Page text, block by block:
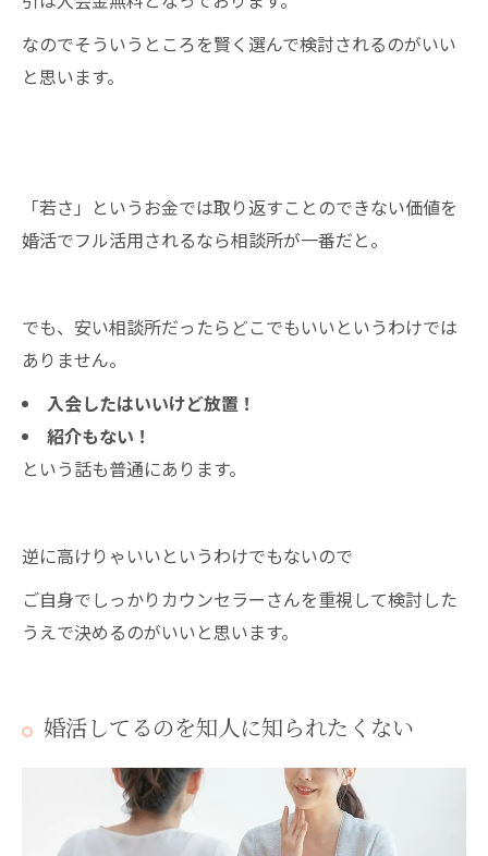
なのでそういうところを賢く選んで検討されるのがいい
と思います。
「若さ」というお金では取り返すことのできない価値を
婚活でフル活用されるなら相談所が一番だと。
でも、安い相談所だったらどこでもいいというわけでは
ありません。
入会したはいいけど放置！
紹介もない！
という話も普通にあります。
逆に高けりゃいいというわけでもないので
ご自身でしっかりカウンセラーさんを重視して検討した
うえで決めるのがいいと思います。
婚活してるのを知人に知られたくない